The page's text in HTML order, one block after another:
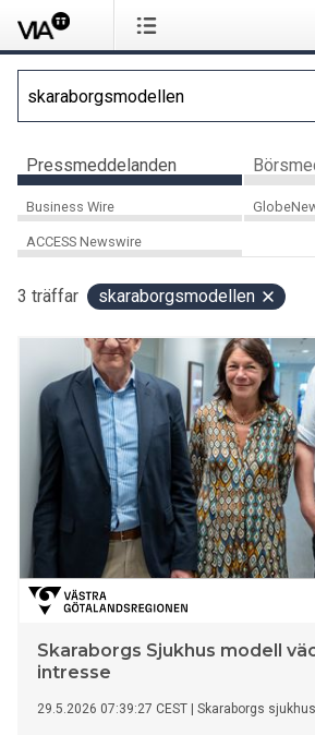
Pressmeddelanden
Business Wire
ACCESS Newswire
3 träffar skaraborgsmodellen
Skaraborgs Sjukhus modell
intresse
29.5.2026 07:39:27 CEST Skaraborgs sjukhus